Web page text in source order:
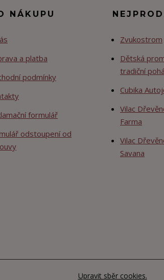
NÁKUPU
a platba
podmínky
formulář
odstoupení od
Zvukostrom
Dětská
tradiční
Cubika
Vilac
Farma
Vilac
Savana
Upravit sběr cookies.